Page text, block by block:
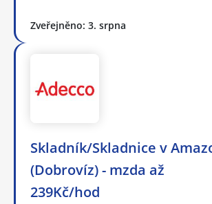
Zveřejněno: 3. srpna
Skladník/Skladnice v
(Dobrovíz) - mzda až
239Kč/hod